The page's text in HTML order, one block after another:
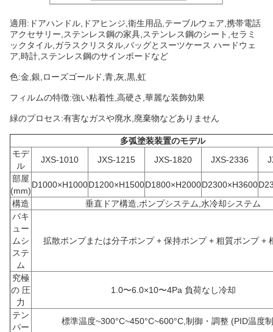
適用:ドアハンドル,ドアヒンジ,衛生用品,テーブルウェア,携帯電話
アクセサリー,ステンレス鋼の家具,ステンレス鋼のシート,セラミ
ックタイル,ガラスクリスタル,バッグとスーツケース ハードウェ
ア,時計,ステンレス鋼のサインボードなど
色:金,銀,ローズゴールド,青,灰,黒,虹
フィルムの特徴:強い粘着性,高硬さ,華麗な装飾効果
緑のプロセス:有害なガスや廃水,廃棄物などありません
多弧塗装装置のモデル
モデ
ル
JXS-1010 JXS-1215 JXS-1820 JXS-2336
部屋
(mm)
D1000×H1000D1200×H1500D1800×H2000D2300×H3600
構造
垂直ドア構造,ポンプシステム,水冷却システム
バキ
ュー
ムシ
ステ
ム
拡散ポンプまたは分子ポンプ + 保持ポンプ + 粗質ポンプ +
究極
の 圧
力
1.0〜6.0×10〜4Pa 負荷なし冷却
テン
パー
標準温度~300°C~450°C~600°C,制御・調整 (PID温度